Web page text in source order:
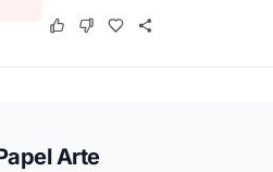
Este cupom funcionou
Este cupom não funcionou
Arte